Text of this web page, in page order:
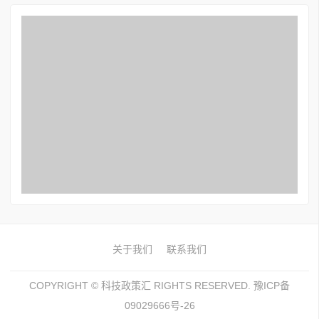
关于我们 联系我们
COPYRIGHT © 科技政策汇 RIGHTS RESERVED. 豫ICP备
09029666号-26